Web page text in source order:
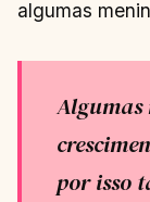
algumas
Algumas
por isso